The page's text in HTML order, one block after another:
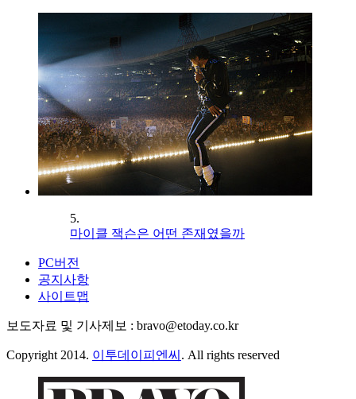
5.
마이클 잭슨은 어떤 존재였을까
PC버전
공지사항
사이트맵
보도자료 및 기사제보 : bravo@etoday.co.kr
Copyright 2014. 이투데이피엔씨 . All rights reserved